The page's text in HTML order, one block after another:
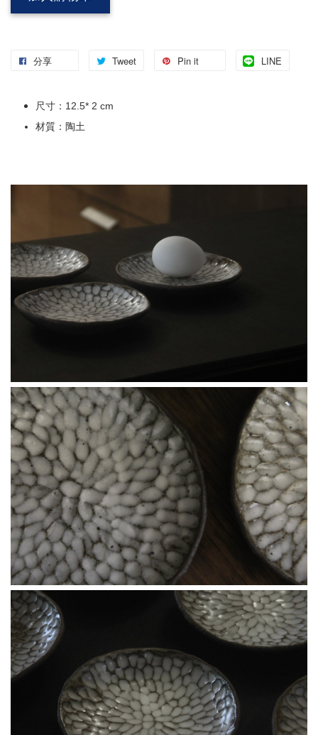
分享 Tweet Pin it LINE
尺寸：12.5* 2 cm
材質：陶土